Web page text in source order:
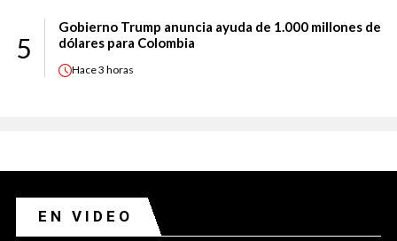
5
Gobierno Trump anuncia ayuda de 1.000 millones de
dólares para Colombia
Hace3 horas
EN VIDEO